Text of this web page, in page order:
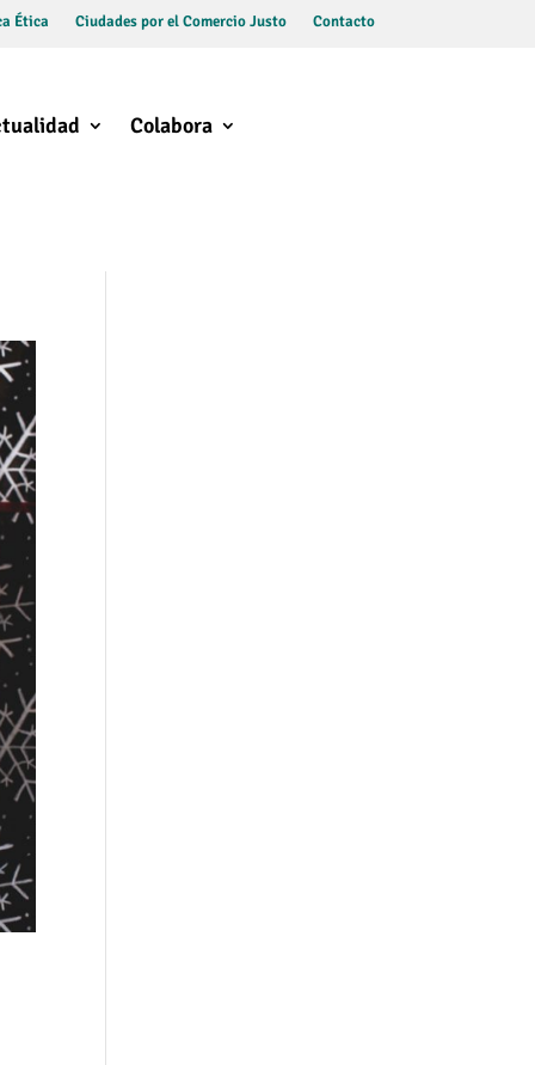
Ética Ciudades por el Comercio Justo Contacto
Colabora